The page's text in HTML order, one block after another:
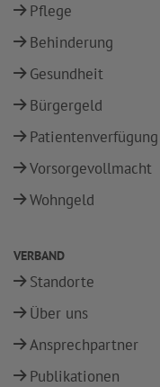
Pflege
Behinderung
Gesundheit
Bürgergeld
Patientenverfügung
Vorsorgevollmacht
Wohngeld
VERBAND
Standorte
Über uns
Ansprechpartner
Publikationen